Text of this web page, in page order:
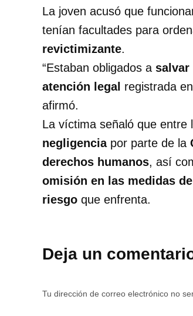
La joven acusó que
tenían facultades para
revictimizante.
“Estaban obligados a salvar
atención legal registrada en
afirmó.
La víctima señaló que entre
negligenciapor parte de la
derechos humanos, así
omisión en las medidas
riesgo que enfrenta.
Deja un
Tu dirección de correo electrónico no